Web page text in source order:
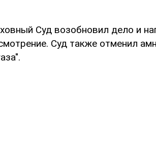
Суд возобновил дело и
Суд также отменил